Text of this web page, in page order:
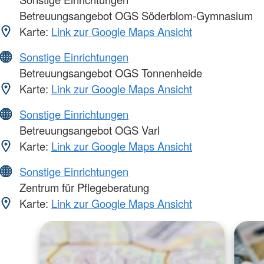
Betreuungsangebot OGS Söderblom-Gymnasium
Karte: Link zur Google Maps Ansicht
Sonstige Einrichtungen
Betreuungsangebot OGS Tonnenheide
Karte: Link zur Google Maps Ansicht
Sonstige Einrichtungen
Betreuungsangebot OGS Varl
Karte: Link zur Google Maps Ansicht
Sonstige Einrichtungen
Zentrum für Pflegeberatung
Karte: Link zur Google Maps Ansicht